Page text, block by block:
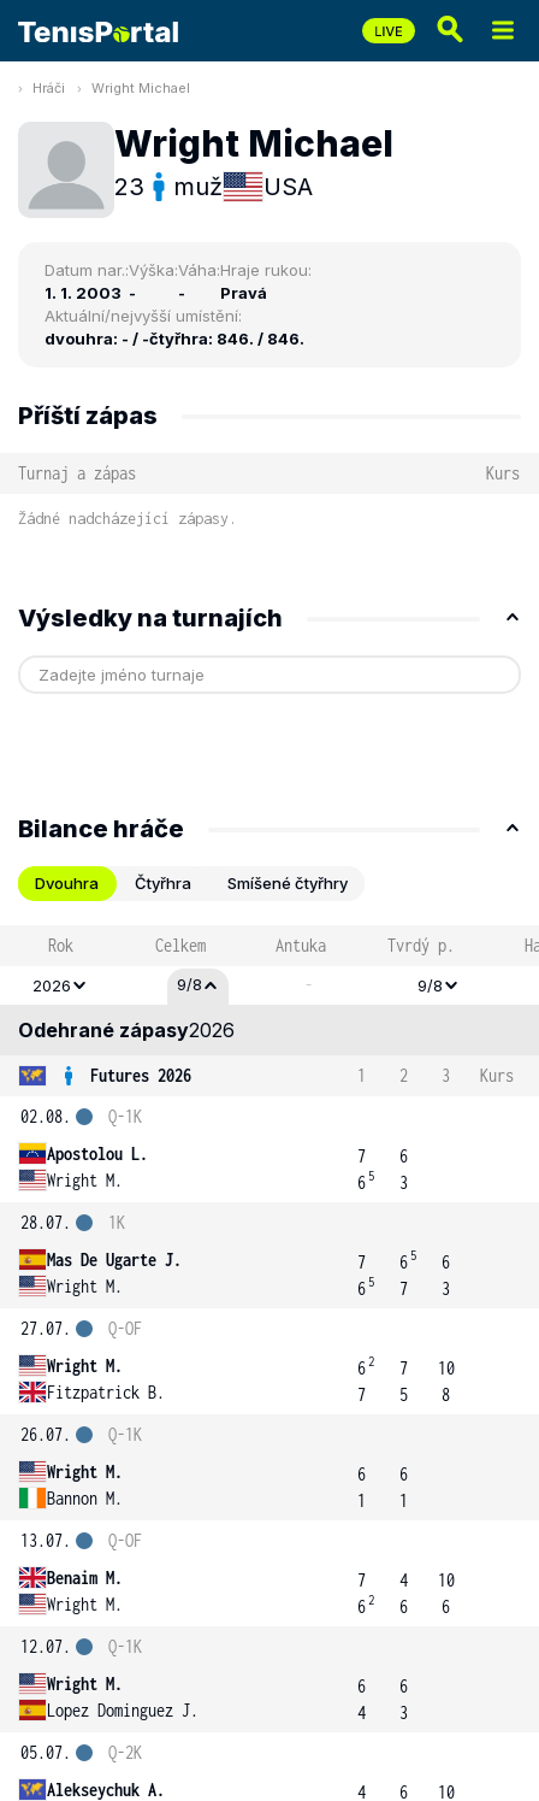
Hráči Wright Michael
Wright Michael
23 muž USA
Datum nar.:
1. 1. 2003
Výška:
-
Váha:
-
Hraje rukou:
Pravá
Aktuální/nejvyšší umístění:
dvouhra: - / -čtyřhra: 846. / 846.
Příští zápas
Turnaj a zápas Kurs
Žádné nadcházející zápasy.
Výsledky na turnajích
Bilance hráče
Dvouhra Čtyřhra Smíšené čtyřhry
Rok Celkem Antuka Tvrdý p.
2026 9/8 - 9/8
Odehrané zápasy2026
Futures 2026 1 2 3
Kurs
02.08.
Apostolou L.
Wright M.
Q-1K
7
6 5
6
3
28.07.
Mas De Ugarte J.
Wright M.
1K
7
6 5
6 5
7
6
3
27.07.
Wright M.
Fitzpatrick B.
Q-OF
62
7
7
5
10
8
26.07.
Wright M.
Bannon M.
Q-1K
6
1
6
1
13.07.
Benaim M.
Wright M.
Q-OF
7
62
4
6
10
6
12.07.
Wright M.
Lopez Dominguez J.
Q-1K
6
4
6
3
05.07.
Alekseychuk A.
Q-2K
4
6
10